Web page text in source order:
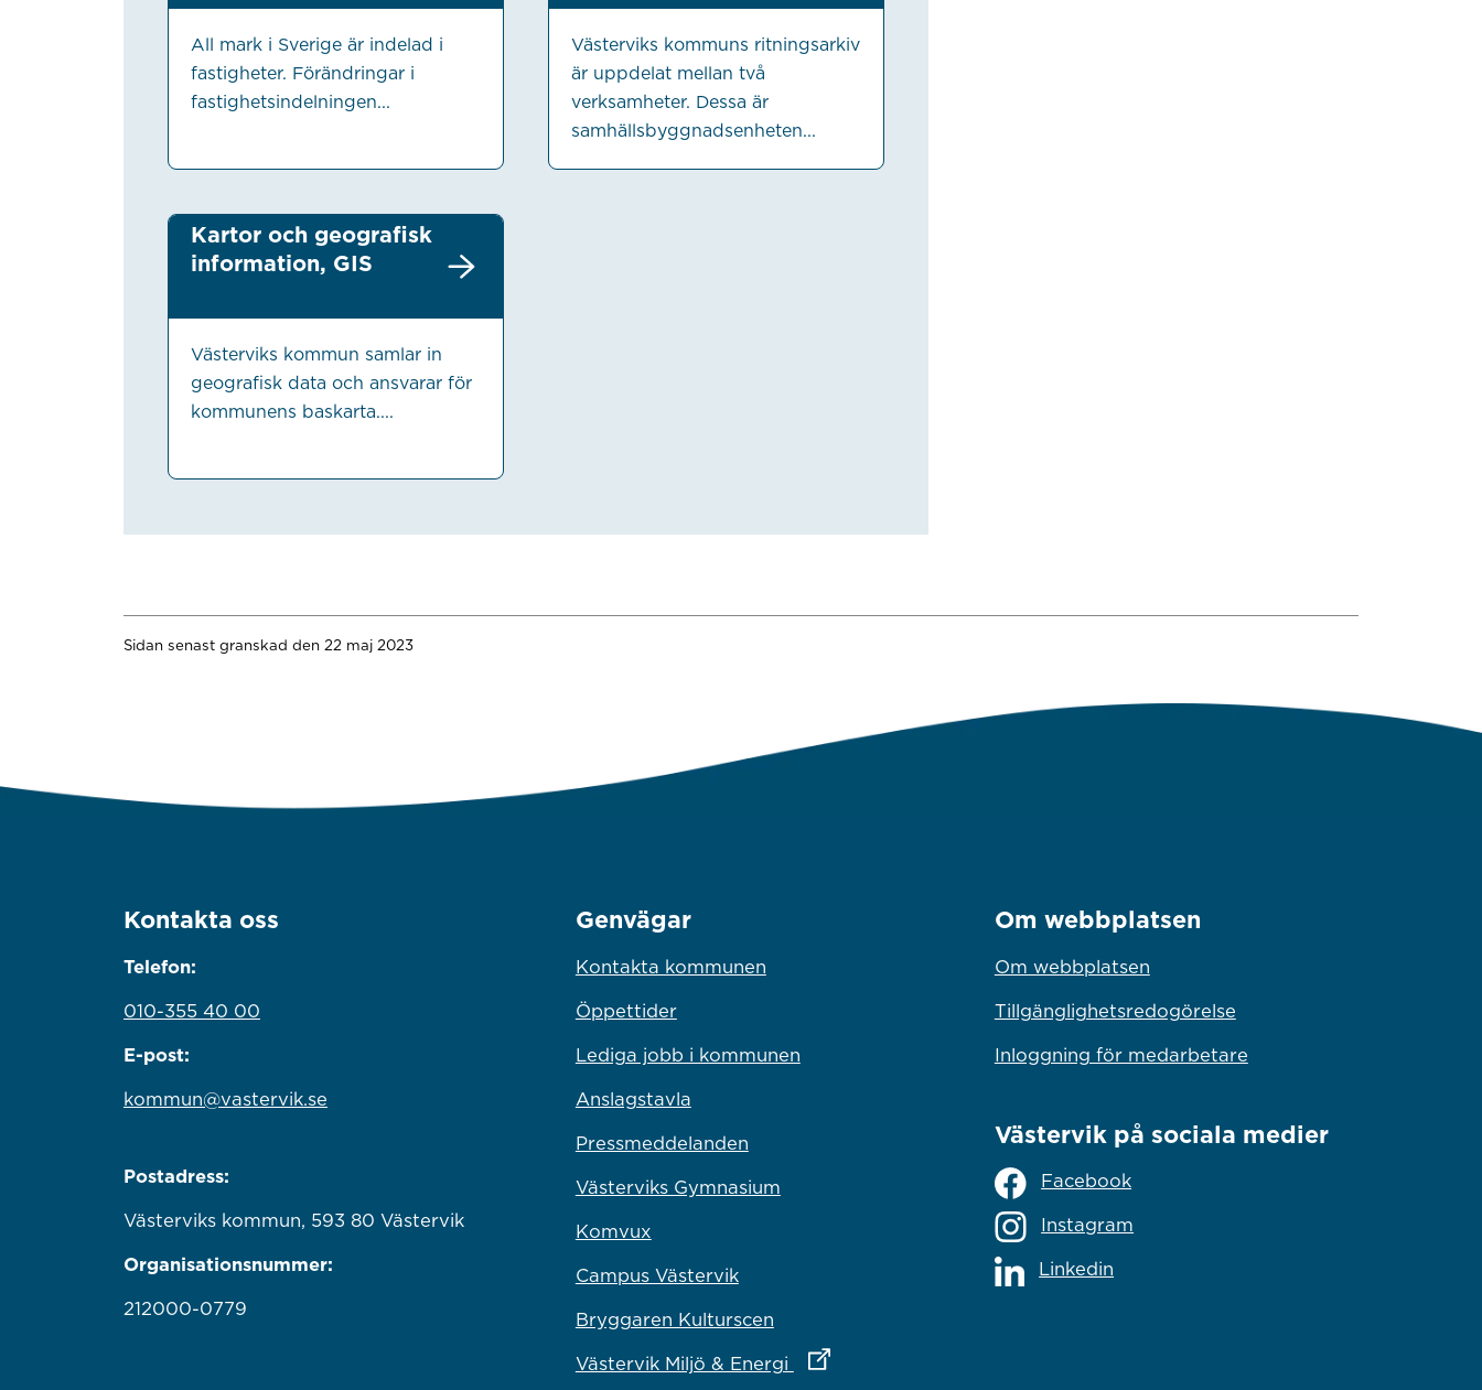
All mark i Sverige är indelad i
fastigheter. Förändringar i
fastighetsindelningen...
Västerviks kommuns ritningsarkiv
är uppdelat mellan två
verksamheter. Dessa är
samhällsbyggnadsenheten...
Kartor och geografisk
information, GIS
Västerviks kommun samlar in
geografisk data och ansvarar för
kommunens baskarta....
Sidan senast granskad den 22 maj 2023
Kontakta oss
Telefon:
010-355 40 00
E-post:
kommun@vastervik.se
Postadress:
Västerviks kommun, 593 80 Västervik
Organisationsnummer:
212000-0779
Genvägar
Kontakta kommunen
Öppettider
Lediga jobb i kommunen
Anslagstavla
Pressmeddelanden
Västerviks Gymnasium
Komvux
Campus Västervik
Bryggaren Kulturscen
Västervik Miljö & Energi
Länk till annan webbplats
Om webbplatsen
Om webbplatsen
Tillgänglighetsredogörelse
Inloggning för medarbetare
Västervik på sociala medier
Facebook
Instagram
Linkedin